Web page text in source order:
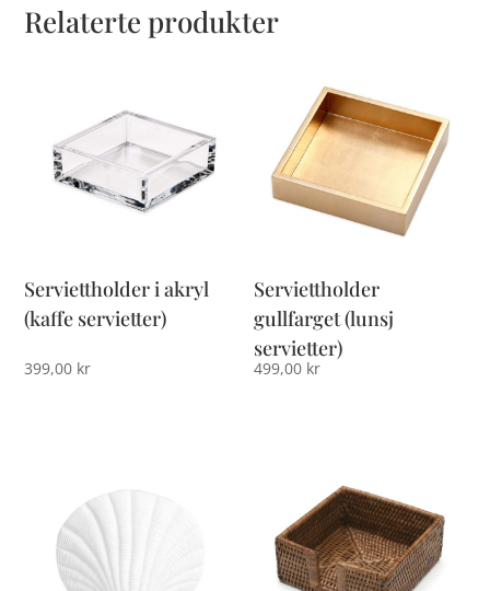
Relaterte produkter
Serviettholder i akryl
(kaffe servietter)
399,00 kr
Serviettholder
gullfarget (lunsj
servietter)
499,00 kr